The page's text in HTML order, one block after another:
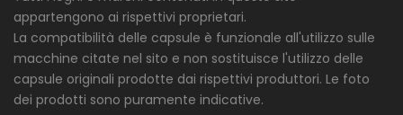
appartengono ai rispettivi proprietari.
La compatibilità delle capsule è funzionale all'utilizzo sulle
macchine citate nel sito e non sostituisce l'utilizzo delle
capsule originali prodotte dai rispettivi produttori. Le foto
dei prodotti sono puramente indicative.